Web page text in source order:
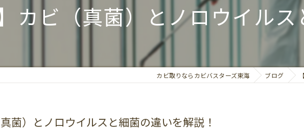
防カビ
カビ取り専門
カビ検査
カビ（真菌）とノロウイル
カビ取りならカビバスターズ東海 ブログ
菌）とノロウイルスと細菌の違いを解説！